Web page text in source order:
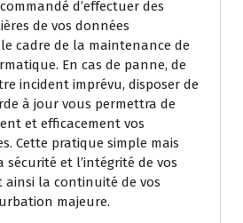
d’effectuer des
de vos données
cadre de la maintenance de
En cas de panne, de
incident imprévu, disposer de
à jour vous permettra de
et efficacement vos
Cette pratique simple mais
et l’intégrité de vos
ainsi la continuité de vos
majeure.